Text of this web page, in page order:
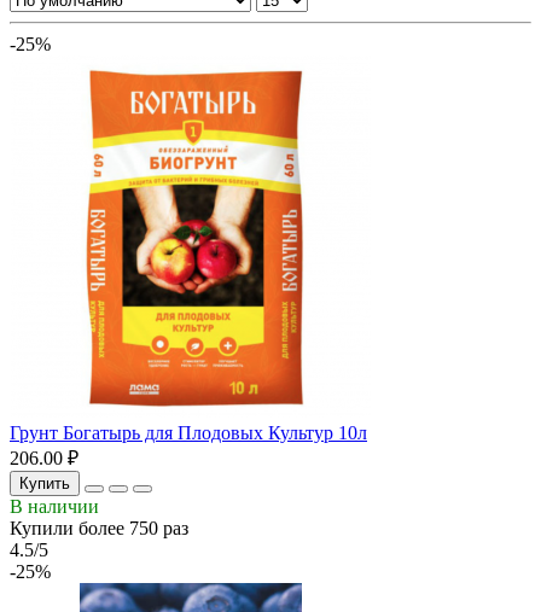
-25%
Грунт Богатырь для Плодовых Культур 10л
206.00 ₽
Купить
В наличии
Купили более 750 раз
4.5/5
-25%